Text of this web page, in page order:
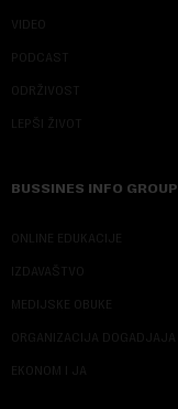
VIDEO
PODCAST
ODRŽIVOST
LEPŠI ŽIVOT
BUSSINES INFO GROUP
ONLINE EDUKACIJE
IZDAVAŠTVO
MEDIJSKE OBUKE
ORGANIZACIJA DOGADJAJA
EKONOM I JA